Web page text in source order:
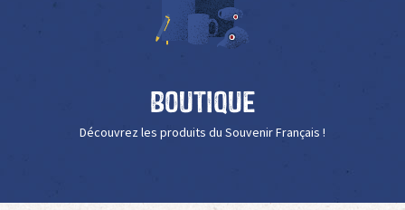
Boutique
Découvrez les produits du Souvenir Français !